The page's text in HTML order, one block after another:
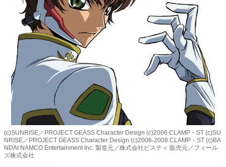
(c)SUNRISE／PROJECT GEASS Character Design (c)2006 CLAMP・ST (c)SU
NRISE／PROJECT GEASS Character Design (c)2006-2008 CLAMP・ST (c)BA
NDAI NAMCO Entertainment Inc. 製造元／株式会社ビスティ 販売元／フィール
ズ株式会社